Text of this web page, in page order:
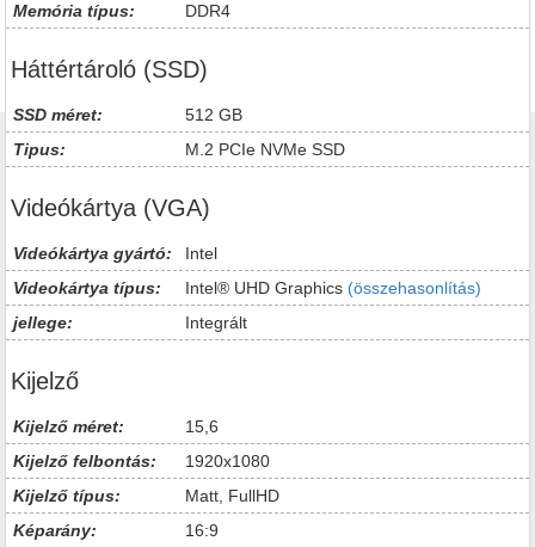
Memória típus:
DDR4
Háttértároló (SSD)
SSD méret:
512 GB
Tipus:
M.2 PCIe NVMe SSD
Videókártya (VGA)
Videókártya gyártó:
Intel
Videokártya típus:
Intel® UHD Graphics (összehasonlítás)
jellege:
Integrált
Kijelző
Kijelző méret:
15,6
Kijelző felbontás:
1920x1080
Kijelző típus:
Matt, FullHD
Képarány:
16:9